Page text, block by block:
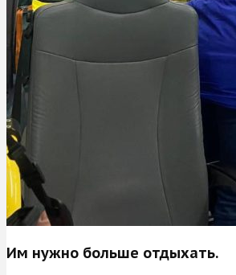
Им нужно больше отдыхать.